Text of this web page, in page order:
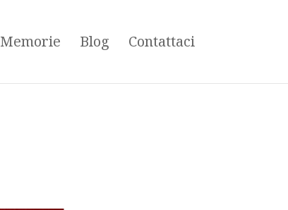
Memorie Blog Contattaci